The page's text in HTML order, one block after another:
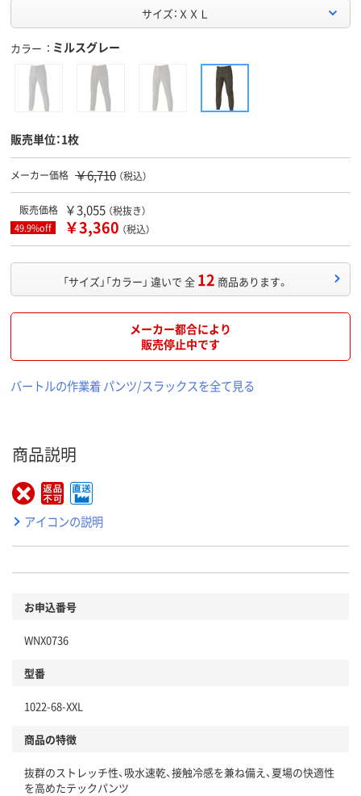
サイズ：ＸＸＬ
カラー ミルスグレー
販売単位：1枚
メーカー価格 ￥6,710 （税込）
販売価格 ￥3,055 （税抜き）
49.9%off ￥3,360 （税込）
「サイズ」「カラー」 違いで 全 12 商品あります。
メーカー都合により
販売停止中です
バートルの作業着 パンツ/スラックスを全て見る
商品説明
アイコンの説明
お申込番号
WNX0736
型番
1022-68-XXL
商品の特徴
抜群のストレッチ性、吸水速乾、接触冷感を兼ね備え、夏場の快適性
を高めたテックパンツ